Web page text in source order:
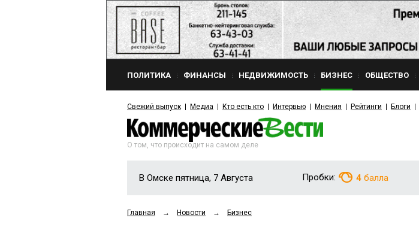
ПОЛИТИКА ФИНАНСЫ НЕДВИЖИМОСТЬ БИЗНЕС ОБЩЕСТВО
Свежий выпуск Медиа Кто есть кто Интервью Мнения Рейтинги Блоги
О том, что происходит на самом деле
В Омске пятница, 7 Августа Пробки: 4 балла
Главная → Новости → Бизнес